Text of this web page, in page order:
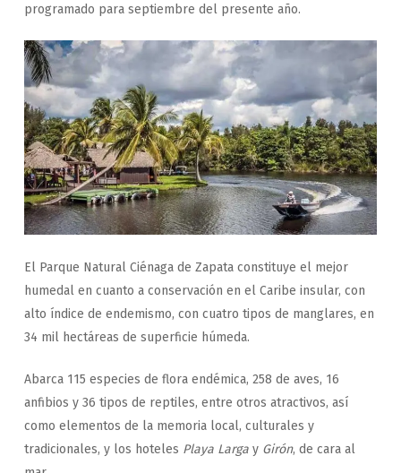
programado para septiembre del presente año.
El Parque Natural Ciénaga de Zapata constituye el mejor
humedal en cuanto a conservación en el Caribe insular, con
alto índice de endemismo, con cuatro tipos de manglares, en
34 mil hectáreas de superficie húmeda.
Abarca 115 especies de flora endémica, 258 de aves, 16
anfibios y 36 tipos de reptiles, entre otros atractivos, así
como elementos de la memoria local, culturales y
tradicionales, y los hoteles Playa LargayGirón, de cara al